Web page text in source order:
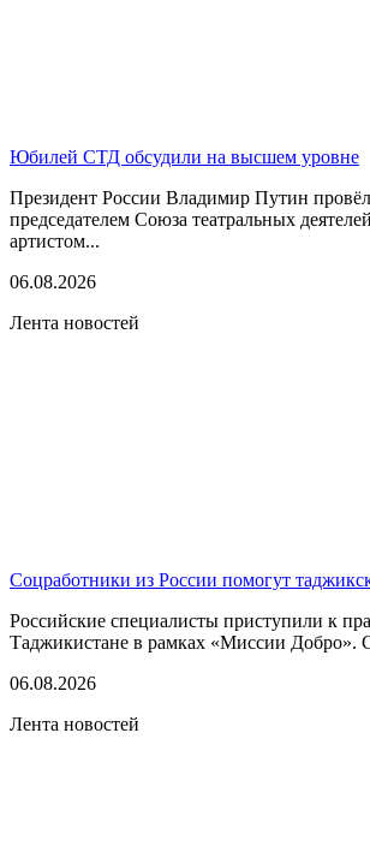
Юбилей СТД обсудили на высшем уровне
Президент России Владимир Путин провёл
председателем Союза театральных
артистом...
06.08.2026
Лента новостей
Соцработники из России помогут
Российские специалисты приступили к
Таджикистане в рамках «Миссии Добро».
06.08.2026
Лента новостей